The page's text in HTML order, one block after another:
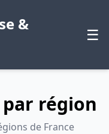
&
☰
région
de France